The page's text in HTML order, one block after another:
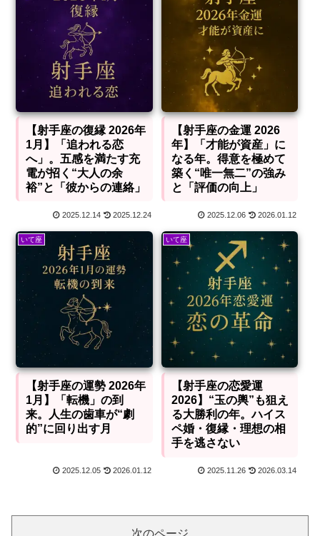
【射手座の復縁 2026年
1月】「追われる恋
へ」。五感を満たす充
電が招く“大人の余
裕”と「彼からの連絡」
2025.12.14 2025.12.24
【射手座の金運 2026
年】「才能が資産」に
なる年。得意を極めて
築く“唯一無二”の強み
と「評価の向上」
2025.12.06 2026.01.12
いて座
【射手座の運勢 2026年
1月】「転機」の到
来。人生の歯車が“劇
的”に回り出す月
2025.12.05 2026.01.12
いて座
【射手座の恋愛運
2026】“玉の輿”も狙え
る大勝利の年。ハイス
ペ婚・復縁・理想の相
手を逃さない
2025.11.26 2026.03.14
次のページ